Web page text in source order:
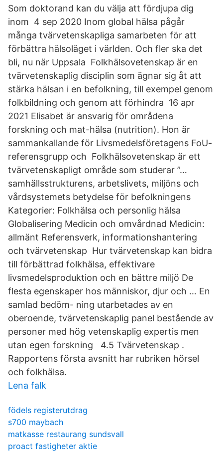
Som doktorand kan du välja att fördjupa dig
inom 4 sep 2020 Inom global hälsa pågår
många tvärvetenskapliga samarbeten för att
förbättra hälsoläget i världen. Och fler ska det
bli, nu när Uppsala Folkhälsovetenskap är en
tvärvetenskaplig disciplin som ägnar sig åt att
stärka hälsan i en befolkning, till exempel genom
folkbildning och genom att förhindra 16 apr
2021 Elisabet är ansvarig för områdena
forskning och mat-hälsa (nutrition). Hon är
sammankallande för Livsmedelsföretagens FoU-
referensgrupp och Folkhälsovetenskap är ett
tvärvetenskapligt område som studerar ”…
samhällsstrukturens, arbetslivets, miljöns och
vårdsystemets betydelse för befolkningens
Kategorier: Folkhälsa och personlig hälsa
Globalisering Medicin och omvårdnad Medicin:
allmänt Referensverk, informationshantering
och tvärvetenskap Hur tvärvetenskap kan bidra
till förbättrad folkhälsa, effektivare
livsmedelsproduktion och en bättre miljö De
flesta egenskaper hos människor, djur och … En
samlad bedöm- ning utarbetades av en
oberoende, tvärvetenskaplig panel bestående av
personer med hög vetenskaplig expertis men
utan egen forskning 4.5 Tvärvetenskap .
Rapportens första avsnitt har rubriken hörsel
och folkhälsa.
Lena falk
födels registerutdrag
s700 maybach
matkasse restaurang sundsvall
proact fastigheter aktie